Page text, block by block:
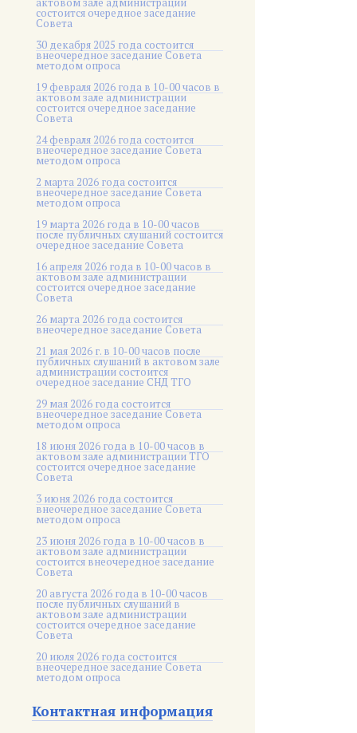
состоится очередное заседание
Совета
30 декабря 2025 года состоится
внеочередное заседание Совета
методом опроса
19 февраля 2026 года в 10-00 часов в
актовом зале администрации
состоится очередное заседание
Совета
24 февраля 2026 года состоится
внеочередное заседание Совета
методом опроса
2 марта 2026 года состоится
внеочередное заседание Совета
методом опроса
19 марта 2026 года в 10-00 часов
после публичных слушаний состоится
очередное заседание Совета
16 апреля 2026 года в 10-00 часов в
актовом зале администрации
состоится очередное заседание
Совета
26 марта 2026 года состоится
внеочередное заседание Совета
21 мая 2026 г. в 10-00 часов после
публичных слушаний в актовом зале
администрации состоится
очередное заседание СНД ТГО
29 мая 2026 года состоится
внеочередное заседание Совета
методом опроса
18 июня 2026 года в 10-00 часов в
актовом зале администрации ТГО
состоится очередное заседание
Совета
3 июня 2026 года состоится
внеочередное заседание Совета
методом опроса
23 июня 2026 года в 10-00 часов в
актовом зале администрации
состоится внеочередное заседание
Совета
20 августа 2026 года в 10-00 часов
после публичных слушаний в
актовом зале администрации
состоится очередное заседание
Совета
20 июля 2026 года состоится
внеочередное заседание Совета
методом опроса
Контактная информация